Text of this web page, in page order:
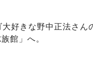
好きな野中正法さん
館」へ。